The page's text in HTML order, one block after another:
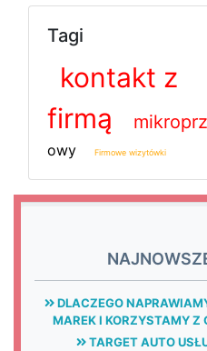
Tagi
kontakt z
firmą
owy
Firmowe wizytówki
DLACZEGO
MAREK I KORZYSTAMY Z
TARGET AUTO